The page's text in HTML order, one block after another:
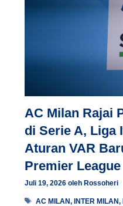
AC Milan Rajai
di Serie A, Liga
Aturan VAR
Premier League
Juli 19, 2026 oleh Rossoheri
Tag
AC MILAN,INTER MILAN,